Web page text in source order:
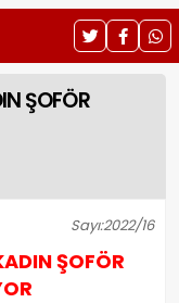
ŞOFÖR
Sayı:2022/16
ŞOFÖR